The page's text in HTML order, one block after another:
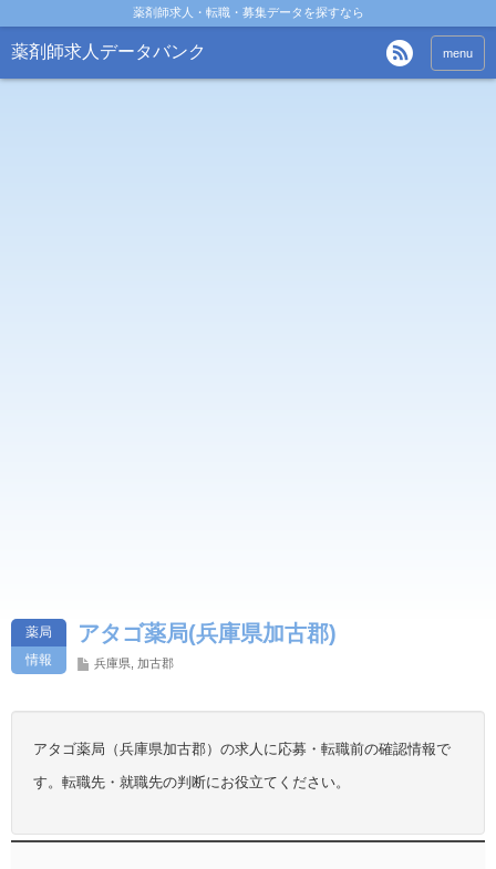
薬剤師求人・転職・募集データを探すなら
薬剤師求人データバンク menu
薬局
情報
アタゴ薬局(兵庫県加古郡)
兵庫県 加古郡
アタゴ薬局（兵庫県加古郡）の求人に応募・転職前の確認情報で
す。転職先・就職先の判断にお役立てください。